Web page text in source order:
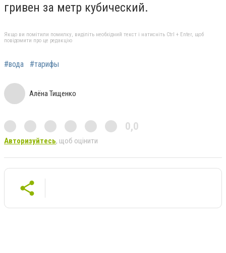
гривен за метр кубический.
Якщо ви помітили помилку, виділіть необхідний текст і натисніть Ctrl + Enter, щоб
повідомити про це редакцію
#вода #тарифы
Алёна Тищенко
0,0
Авторизуйтесь, щоб оцінити